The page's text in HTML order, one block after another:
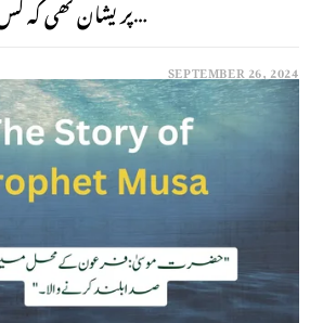
پریشان تھی کہ کس طرح لڑکے کو بچایا…
SEPTEMBER 26, 2024